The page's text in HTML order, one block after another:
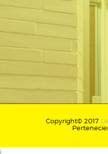
Copyright© 2017
¡